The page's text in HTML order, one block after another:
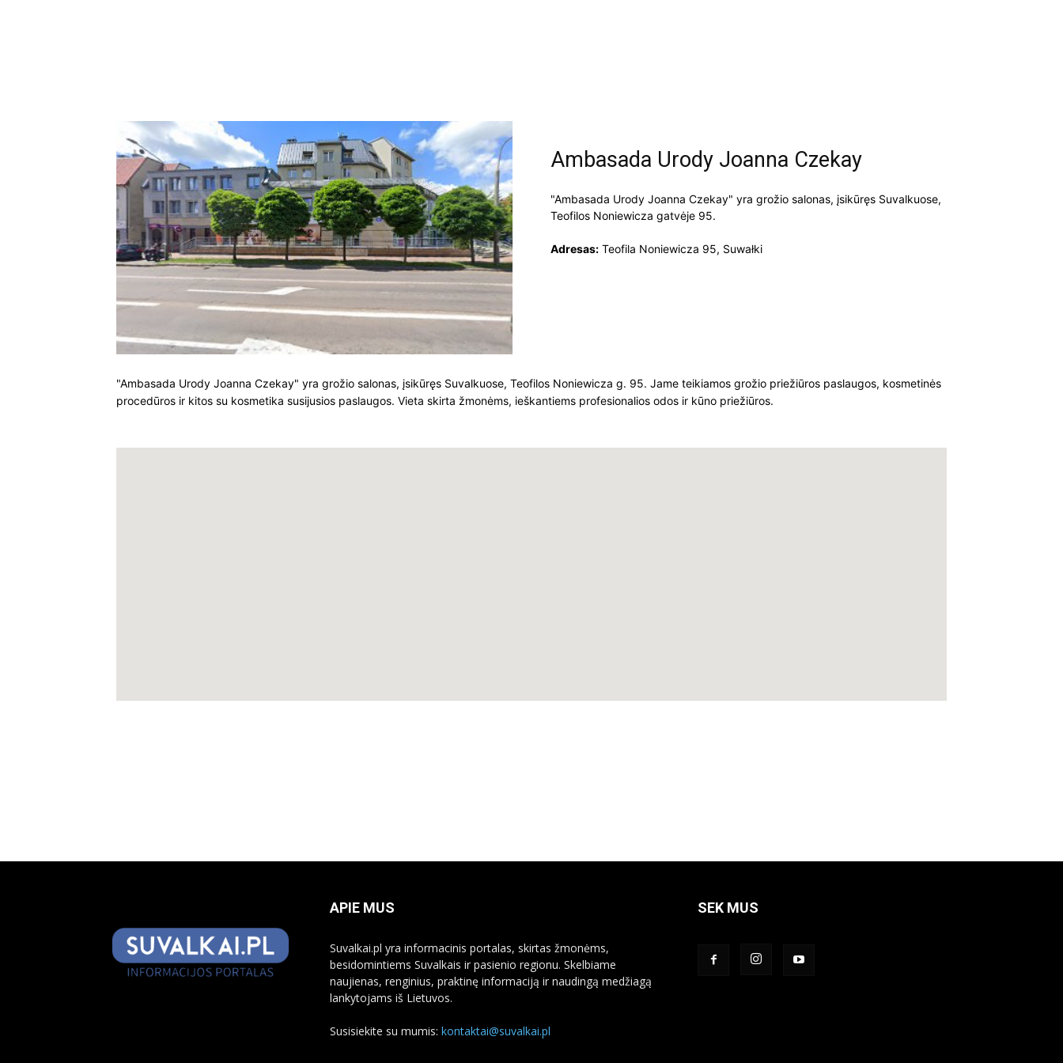
Ambasada Urody Joanna Czekay
"Ambasada Urody Joanna Czekay" yra grožio salonas, įsikūręs Suvalkuose,
Teofilos Noniewicza gatvėje 95.
Adresas: Teofila Noniewicza 95, Suwałki
"Ambasada Urody Joanna Czekay" yra grožio salonas, įsikūręs Suvalkuose, Teofilos Noniewicza g. 95. Jame teikiamos grožio priežiūros paslaugos, kosmetinės
procedūros ir kitos su kosmetika susijusios paslaugos. Vieta skirta žmonėms, ieškantiems profesionalios odos ir kūno priežiūros.
APIE MUS
Suvalkai.pl yra informacinis portalas, skirtas žmonėms,
besidomintiems Suvalkais ir pasienio regionu. Skelbiame
naujienas, renginius, praktinę informaciją ir naudingą medžiagą
lankytojams iš Lietuvos.
Susisiekite su mumis: kontaktai@suvalkai.pl
SEK MUS